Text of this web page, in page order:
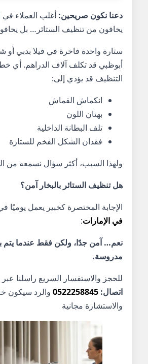
دعنا نكون صريحين: أغلب العملاء في
يخافون من تنظيف الستائر… بل
ستارة واحدة فاخرة في فيلا بدبي أو
أبوظبي قد تكلف آلاف الدراهم. أي
التنظيف قد يؤدي إلى:
انكماش القماش
بهتان اللون
تلف البطانة الداخلية
فقدان الشكل الفخم للستارة
ولهذا السبب، أكثر سؤال نسمعه من
هل تنظيف الستائر بالبخار آمن؟
الإجابة المختصرة كخبير يعمل يوميًا
في الإمارات:
نعم… آمن جدًا، ولكن فقط عندما يتم
مدروسة.
للحجز والاستفسار السريع راسلنا عبر
اتصال: 0522258845 والرد سيكون
والاستشارة مجانية